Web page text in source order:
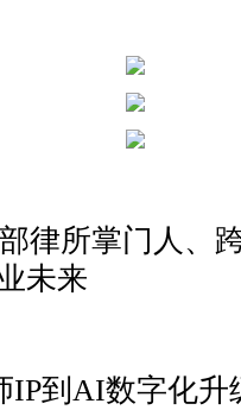
律所掌门人、
未来
IP到AI数字化